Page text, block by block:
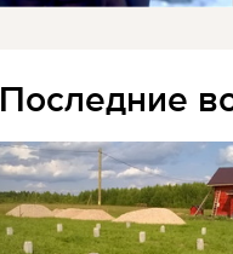
Последние